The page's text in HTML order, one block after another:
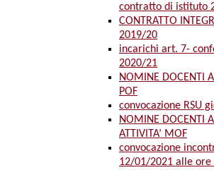
contratto di istituto
CONTRATTO
2019/20
incarichi art. 7-
2020/21
NOMINE DOCENTI
POF
convocazione RSU
NOMINE DOCENTI
ATTIVITA’ MOF
convocazione
12/01/2021 alle ore